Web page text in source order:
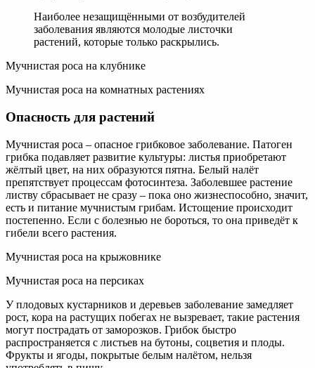
Наиболее незащищёнными от возбудителей
заболевания являются молодые листочки
растений, которые только раскрылись.
Мучнистая роса на клубнике
Мучнистая роса на комнатных растениях
Опасность для растений
Мучнистая роса – опасное грибковое заболевание. Патоген
грибка подавляет развитие культуры: листья приобретают
жёлтый цвет, на них образуются пятна. Белый налёт
препятствует процессам фотосинтеза. Заболевшее растение
листву сбрасывает не сразу – пока оно жизнеспособно, значит,
есть и питание мучнистым грибам. Истощение происходит
постепенно. Если с болезнью не бороться, то она приведёт к
гибели всего растения.
Мучнистая роса на крыжовнике
Мучнистая роса на персиках
У плодовых кустарников и деревьев заболевание замедляет
рост, кора на растущих побегах не вызревает, такие растения
могут пострадать от заморозков. Грибок быстро
распространяется с листьев на бутоны, соцветия и плоды.
Фрукты и ягоды, покрытые белым налётом, нельзя